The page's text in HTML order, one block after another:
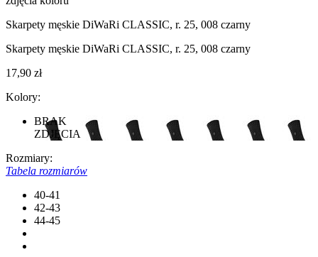
Skarpety męskie DiWaRi CLASSIC, r. 25, 008 czarny
Skarpety męskie DiWaRi CLASSIC, r. 25, 008 czarny
17,90 zł
Kolory:
BRAK
ZDJĘCIA
Rozmiary:
Tabela rozmiarów
40-41
42-43
44-45